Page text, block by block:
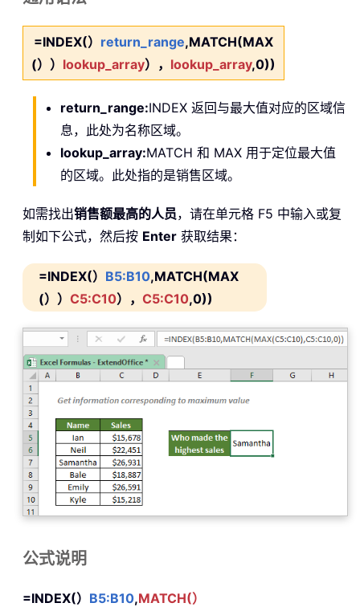
=INDEX(） return_range,MATCH(MAX
(）） lookup_array）， lookup_array,0))
return_range:INDEX 返回与最大值对应的区域信
息，此处为名称区域。
lookup_array:MATCH 和 MAX 用于定位最大值
的区域。此处指的是销售区域。
如需找出销售额最高的人员，请在单元格 F5 中输入或复
制如下公式，然后按 Enter 获取结果：
=INDEX(） B5:B10,MATCH(MAX
(）） C5:C10）， C5:C10,0))
公式说明
=INDEX(） B5:B10,MATCH(）